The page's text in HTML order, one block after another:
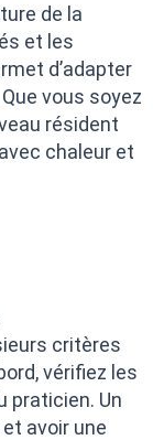
de la
et les
d’adapter
vous soyez
résident
chaleur et
critères
vérifiez les
praticien. Un
avoir une